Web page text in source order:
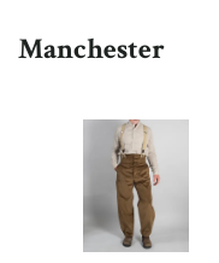
Manchester